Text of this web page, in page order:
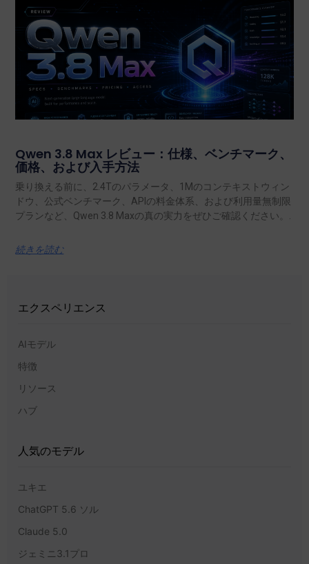
Qwen 3.8 Max レビュー：仕様、ベンチマーク、
価格、および入手方法
乗り換える前に、2.4Tのパラメータ、1Mのコンテキストウィン
ドウ、公式ベンチマーク、APIの料金体系、および利用量無制限
プランなど、Qwen 3.8 Maxの真の実力をぜひご確認ください。.
続きを読む
エクスペリエンス
AIモデル
特徴
リソース
ハブ
人気のモデル
ユキエ
ChatGPT 5.6 ソル
Claude 5.0
ジェミニ3.1プロ